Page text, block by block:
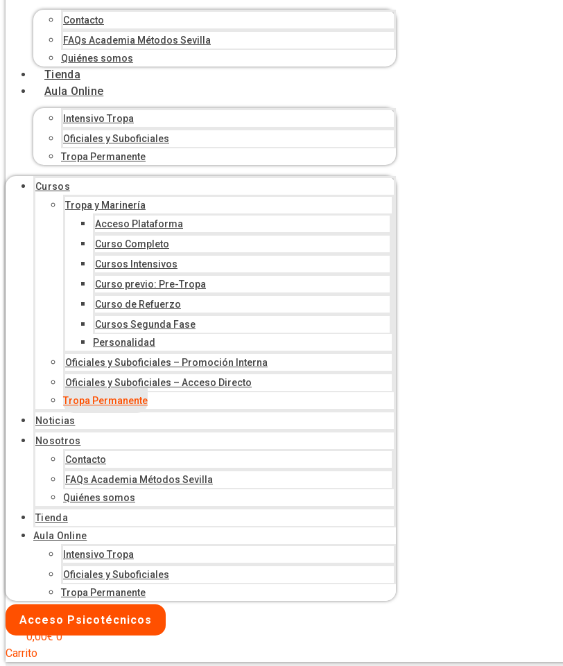
Contacto
FAQs Academia Métodos Sevilla
Quiénes somos
Tienda
Aula Online
Intensivo Tropa
Oficiales y Suboficiales
Tropa Permanente
Cursos
Tropa y Marinería
Acceso Plataforma
Curso Completo
Cursos Intensivos
Curso previo: Pre-Tropa
Curso de Refuerzo
Cursos Segunda Fase
Personalidad
Oficiales y Suboficiales – Promoción Interna
Oficiales y Suboficiales – Acceso Directo
Tropa Permanente
Noticias
Nosotros
Contacto
FAQs Academia Métodos Sevilla
Quiénes somos
Tienda
Aula Online
Intensivo Tropa
Oficiales y Suboficiales
Tropa Permanente
Acceso Psicotécnicos
0,00€ 0
Carrito